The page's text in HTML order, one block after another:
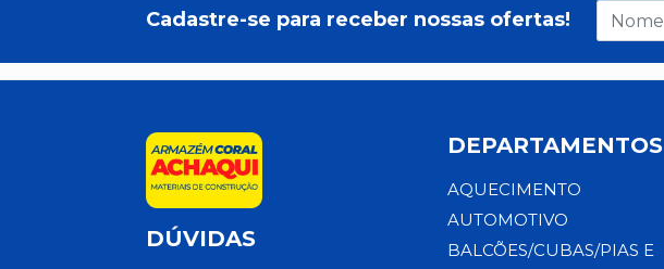
Cadastre-se para receber nossas ofertas!
DÚVIDAS
DEPARTAMENTOS
AQUECIMENTO
AUTOMOTIVO
BALCÕES/CUBAS/PIAS E